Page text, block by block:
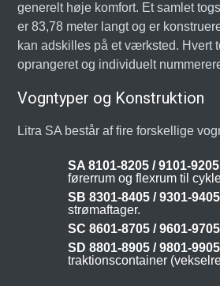
generelt høje komfort. Et samlet
er 83,78 meter langt og er
kan adskilles på et værksted. Hvert
oprangeret og individuelt
Vogntyper og Konstruktion
Litra SA består af fire forskellige
SA 8101-8205 / 9101-9205
førerrum og flexrum til
SB 8301-8405 / 9301-9405
strømaftager.
SC 8601-8705 / 9601-9705
SD 8801-8905 / 9801-9905
traktionscontainer